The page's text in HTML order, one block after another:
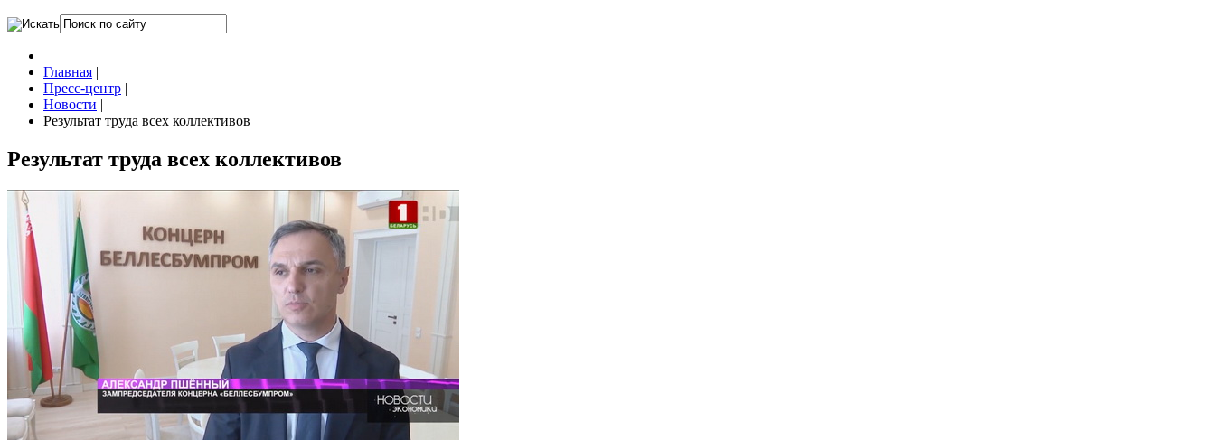
Главная |
Пресс-центр |
Новости |
Результат труда всех коллективов
Результат труда всех коллективов